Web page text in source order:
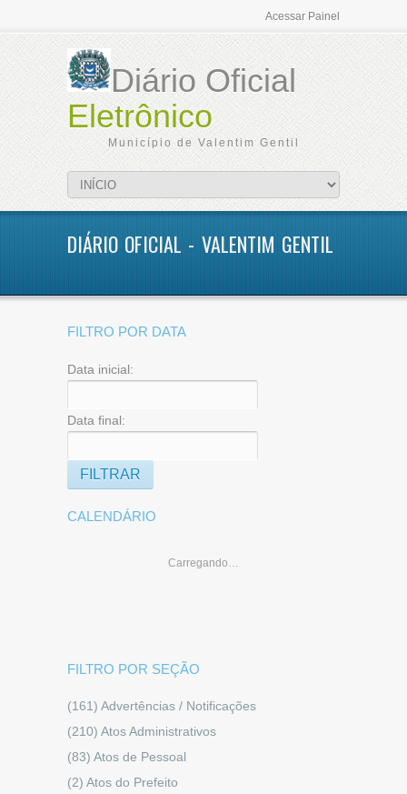
Acessar Painel
Diário Oficial
Eletrônico
Município de Valentim Gentil
DIÁRIO OFICIAL - VALENTIM GENTIL
FILTRO POR DATA
Data inicial:
Data final:
CALENDÁRIO
Carregando…
FILTRO POR SEÇÃO
(161) Advertências / Notificações
(210) Atos Administrativos
(83) Atos de Pessoal
(2) Atos do Prefeito